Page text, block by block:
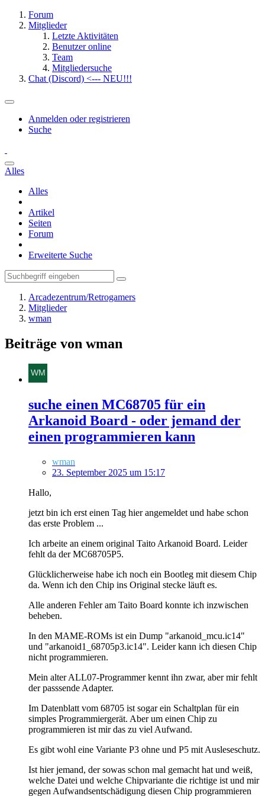
Forum
Mitglieder
Letzte Aktivitäten
Benutzer online
Team
Mitgliedersuche
Chat (Discord) <--- NEU!!!
Anmelden oder registrieren
Suche
Alles
Alles
Artikel
Seiten
Forum
Erweiterte Suche
Arcadezentrum/Retrogamers
Mitglieder
wman
Beiträge von wman
suche einen MC68705 für ein
Arkanoid Board - oder jemand der
einen programmieren kann
wman
23. September 2025 um 15:17
Hallo,
jetzt bin ich erst einen Tag hier angemeldet und habe schon
das erste Problem ...
Ich arbeite an einem original Taito Arkanoid Board. Leider
fehlt da der MC68705P5.
Glücklicherweise habe ich noch ein Bootleg mit diesem Chip
da. Wenn ich den Chip ins Original stecke läuft es.
Alle anderen Fehler am Taito Board konnte ich inzwischen
beheben.
In den MAME-ROMs ist ein Dump "arkanoid_mcu.ic14"
und "arkanoid1_68705p3.ic14". Leider kann ich diesen Chip
nicht programmieren.
Mein alter ALL07-Programmer kennt ihn zwar, aber mir fehlt
der passsende Adapter.
Im Datenblatt vom 68705 ist sogar ein Schaltplan für ein
simples Programmiergerät. Aber um einen Chip zu
programmieren ist mir das zu viel Aufwand.
Es gibt wohl eine Variante P3 ohne und P5 mit Ausleseschutz.
Ist hier jemand, der sowas schon mal gemacht hat und weiß,
welche Datei und welche Chipvariante die richtige ist und mir
gegen Aufwandsentschädigung diesen Chip programmieren